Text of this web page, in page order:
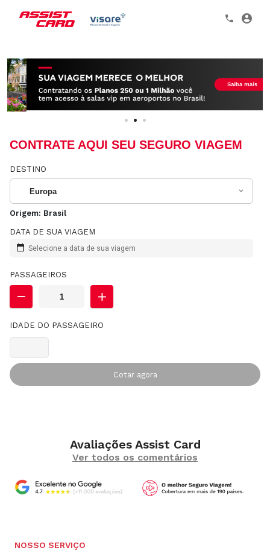
CONTRATE AQUI SEU SEGURO VIAGEM
DESTINO
Europa
Origem: Brasil
DATA DE SUA VIAGEM
Selecione a data de sua viagem
PASSAGEIROS
IDADE DO PASSAGEIRO
Cotar agora
Avaliações Assist Card
Ver todos os comentários
NOSSO SERVIÇO